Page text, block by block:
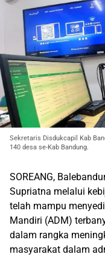
Sekretaris Disdukcapil Kab
140 desa se-Kab Bandung.
SOREANG,
Supriatna melalui
telah mampu
Mandiri (ADM)
dalam rangka
masyarakat dalam